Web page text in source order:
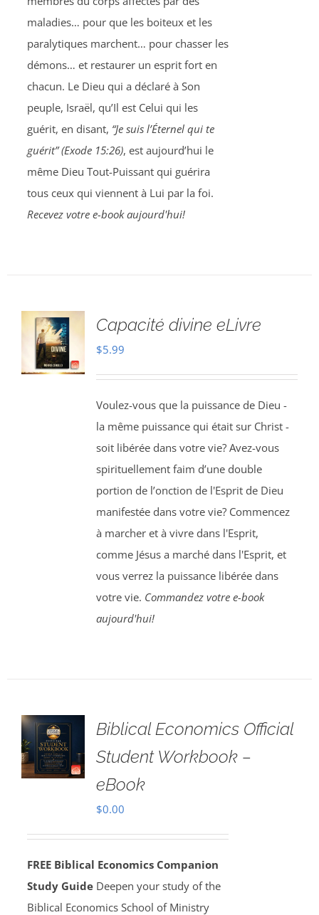
maladies… pour que les boiteux et les
paralytiques marchent… pour chasser les
démons… et restaurer un esprit fort en
chacun. Le Dieu qui a déclaré à Son
peuple, Israël, qu’Il est Celui qui les
guérit, en disant, “Je suis l’Éternel qui te
guérit” (Exode 15:26), est aujourd’hui le
même Dieu Tout-Puissant qui guérira
tous ceux qui viennent à Lui par la foi.
Recevez votre e-book aujourd'hui!
Capacité divine eLivre
$5.99
Voulez-vous que la puissance de Dieu -
la même puissance qui était sur Christ -
soit libérée dans votre vie? Avez-vous
spirituellement faim d’une double
portion de l’onction de l'Esprit de Dieu
manifestée dans votre vie? Commencez
à marcher et à vivre dans l'Esprit,
comme Jésus a marché dans l'Esprit, et
vous verrez la puissance libérée dans
votre vie. Commandez votre e-book
aujourd'hui!
Biblical Economics Official
Student Workbook –
eBook
$0.00
FREE Biblical Economics Companion
Study Guide Deepen your study of the
Biblical Economics School of Ministry